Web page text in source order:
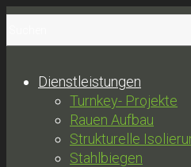
Dienstleistungen
Turnkey- Projekte
Rauen Aufbau
Strukturelle
Stahlbiegen